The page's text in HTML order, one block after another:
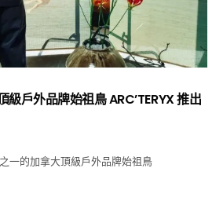
戶外品牌始祖鳥 ARC’TERYX 推出
一的加拿大頂級戶外品牌始祖鳥